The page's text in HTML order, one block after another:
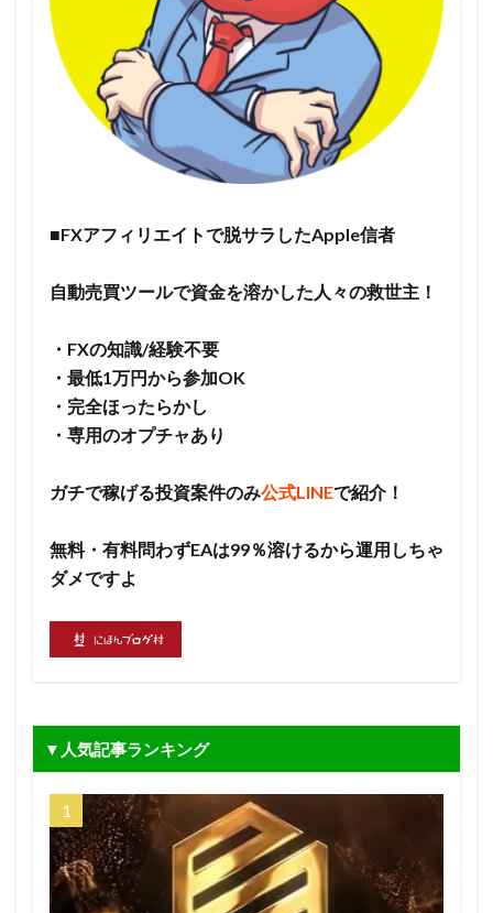
■FXアフィリエイトで脱サラしたApple信者
自動売買ツールで資金を溶かした人々の救世主！
・FXの知識/経験不要
・最低1万円から参加OK
・完全ほったらかし
・専用のオプチャあり
ガチで稼げる投資案件のみ公式LINEで紹介！
無料・有料問わずEAは99％溶けるから運用しちゃ
ダメですよ
▼人気記事ランキング